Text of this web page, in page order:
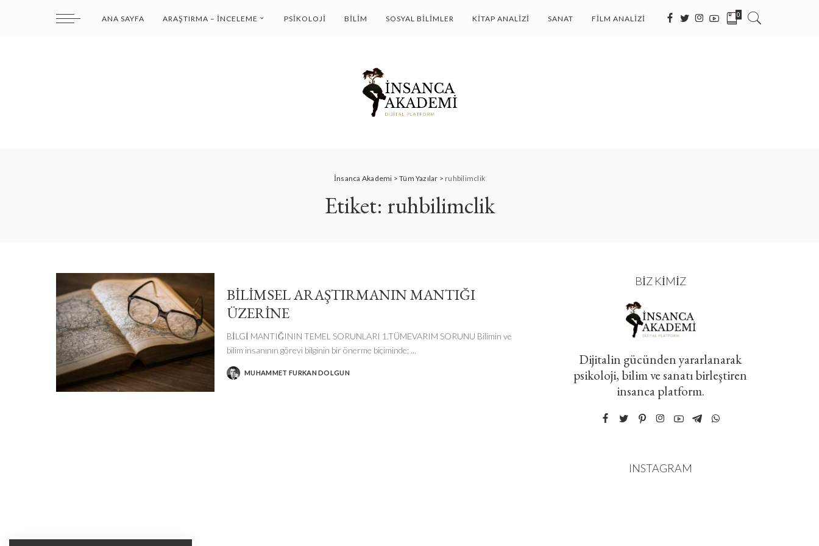
ANA SAYFA ARAŞTIRMA – İNCELEME PSIKOLOJI BILIM SOSYAL BILIMLER KITAP ANALIZI SANAT FILM ANALIZI 0
İnsanca Akademi >Tüm Yazılar > ruhbilimclik
Etiket: ruhbilimclik
BİLİMSEL ARAŞTIRMANIN MANTIĞI
ÜZERİNE
BİLGİ MANTIĞININ TEMEL SORUNLARI 1.TÜMEVARIM SORUNU Bilimin ve
bilim insanının görevi bilginin bir önerme biçiminde; ...
POSTED
BY
MUHAMMET FURKAN DOLGUN
BIZ KIMIZ
Dijitalin gücünden yararlanarak
psikoloji, bilim ve sanatı birleştiren
insanca platform.
INSTAGRAM